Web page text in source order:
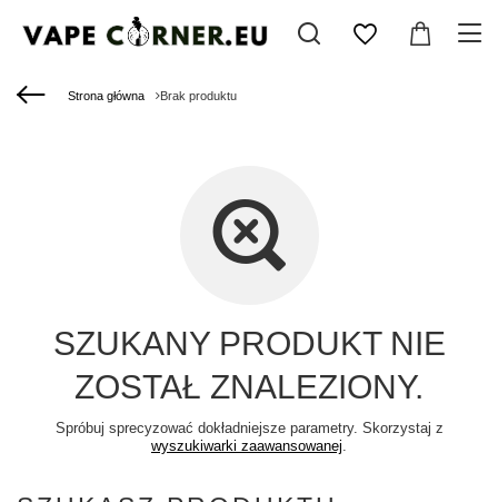
Strona główna Brak produktu
SZUKANY PRODUKT NIE
ZOSTAŁ ZNALEZIONY.
Spróbuj sprecyzować dokładniejsze parametry. Skorzystaj z
wyszukiwarki zaawansowanej.